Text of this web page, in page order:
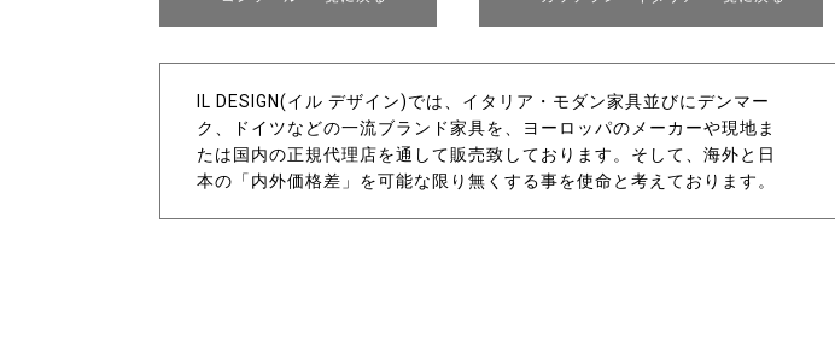
IL DESIGN(イル デザイン)では、イタリア・モダン家具並びにデンマー
ク、ドイツなどの一流ブランド家具を、ヨーロッパのメーカーや現地ま
たは国内の正規代理店を通して販売致しております。そして、海外と日
本の「内外価格差」を可能な限り無くする事を使命と考えております。